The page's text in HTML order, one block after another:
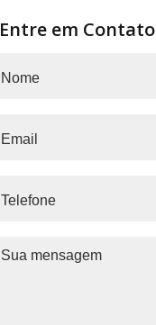
Entre em Contato